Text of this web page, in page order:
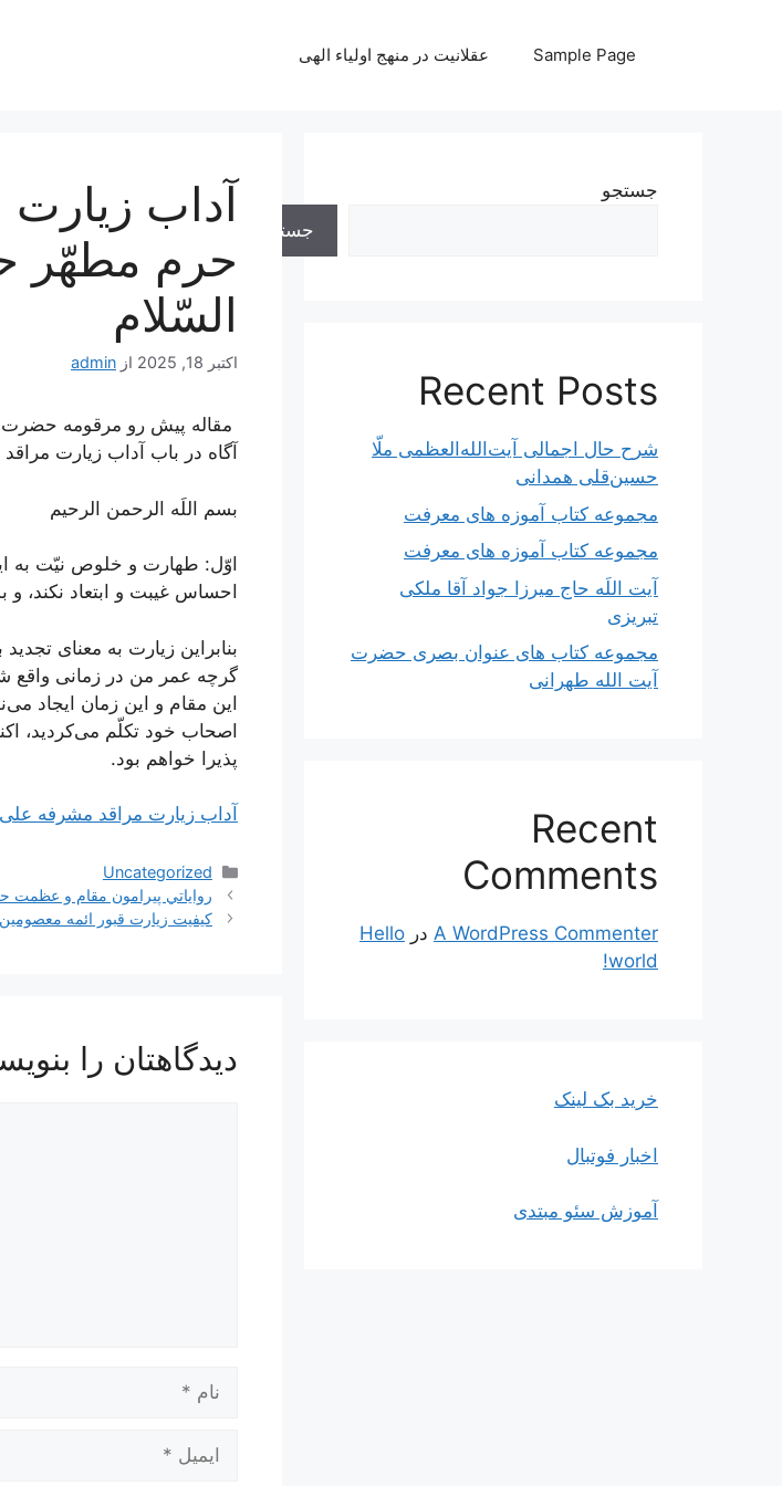
Sample Page عقلانیت در منهج اولیاء الهی
آداب
حرم مطهّر
السّلام
اکتبر 18, 2025 از admin
مقاله پیش رو مرقومه
آگاه در باب آداب زیارت
بسم اللَه الرحمن الرحیم
اوّل: طهارت و خلوص نیّت به
احساس غیبت و ابتعاد نکند،
بنابراین زیارت به معنای
گرچه عمر من در زمانی واقع
این مقام و این زمان ایجاد
اصحاب خود تکلّم می‌کردید،
پذیرا خواهم بود.
آداب زیارت مراقد مشرفه
دسته‌ها
Uncategorized
ناوبری
نوشته‌ها
رواياتي پيرامون مقام و عظمت
کیفیت زیارت قبور ائمه
دیدگاهتان را
ایمیل
جستجو
جستجو
Recent Posts
شرح حال اجمالی آیت‌الله‌العظمی ملّا
حسین‌قلی همدانی
مجموعه کتاب آموزه های معرفت
مجموعه کتاب آموزه های معرفت
آیت اللَه حاج میرزا جواد آقا ملکی
تبریزی
مجموعه کتاب های عنوان بصری حضرت
آیت الله طهرانی
Recent
Comments
A WordPress Commenter در Hello
world!
خرید بک لینک
اخبار فوتبال
آموزش سئو مبتدی